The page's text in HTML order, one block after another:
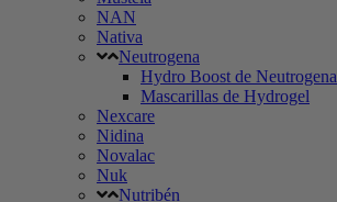
NAN
Nativa
Neutrogena
Hydro Boost de Neutrogena
Mascarillas de Hydrogel
Nexcare
Nidina
Novalac
Nuk
Nutribén